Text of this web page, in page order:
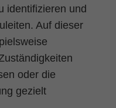
identifizieren und
Auf dieser
oder die
gezielt